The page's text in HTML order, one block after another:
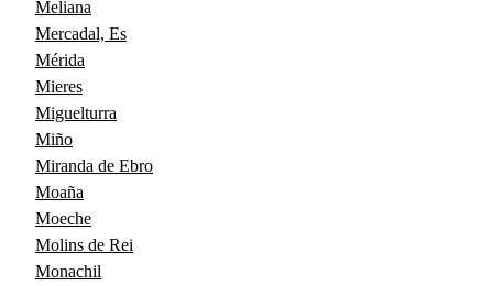
Meliana
Mercadal, Es
Mérida
Mieres
Miguelturra
Miño
Miranda de Ebro
Moaña
Moeche
Molins de Rei
Monachil